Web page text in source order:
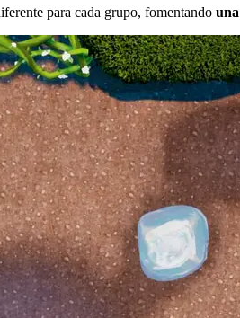
para cada grupo, fomentando